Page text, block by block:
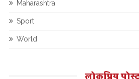
Maharashtra
Sport
World
लोकप्रिय